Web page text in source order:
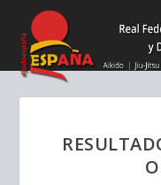
este
sitio
web